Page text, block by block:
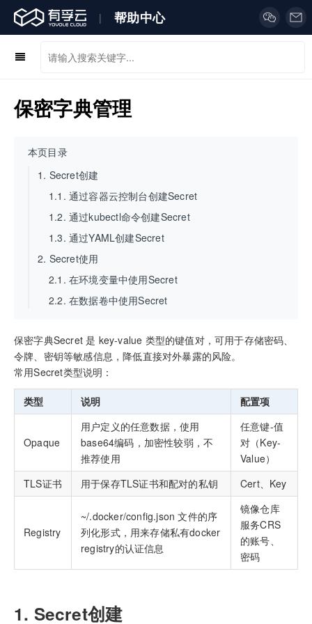
| 帮助中心
保密字典管理
保密字典Secret 是 key-value 类型的键值对，可用于存储密码、
令牌、密钥等敏感信息，降低直接对外暴露的风险。
常用Secret类型说明：
类型 说明 配置项
Opaque
用户定义的任意数据，使用
base64编码，加密性较弱，不
推荐使用
任意键-值
对（Key-
Value）
TLS证书
用于保存TLS证书和配对的私钥 Cert、Key
Registry
~/.docker/config.json 文件的序
列化形式，用来存储私有docker
registry的认证信息
镜像仓库
服务CRS
的账号、
密码
1. Secret创建
本页目录
1. Secret创建
1.1. 通过容器云控制台创建Secret
1.2. 通过kubectl命令创建Secret
1.3. 通过YAML创建Secret
2. Secret使用
2.1. 在环境变量中使用Secret
2.2. 在数据卷中使用Secret